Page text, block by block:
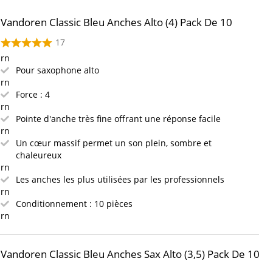
Vandoren Classic Bleu Anches Alto (4) Pack De 10
17
rn
Pour saxophone alto
rn
Force : 4
rn
Pointe d'anche très fine offrant une réponse facile
rn
Un cœur massif permet un son plein, sombre et
chaleureux
rn
Les anches les plus utilisées par les professionnels
rn
Conditionnement : 10 pièces
rn
Vandoren Classic Bleu Anches Sax Alto (3,5) Pack De 10